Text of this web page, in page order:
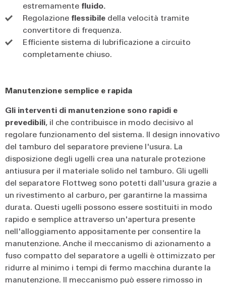
estremamente fluido.
Regolazione flessibile della velocità tramite
convertitore di frequenza.
Efficiente sistema di lubrificazione a circuito
completamente chiuso.
Manutenzione semplice e rapida
Gli interventi di manutenzione sono rapidi e
prevedibili, il che contribuisce in modo decisivo al
regolare funzionamento del sistema. Il design innovativo
del tamburo del separatore previene l'usura. La
disposizione degli ugelli crea una naturale protezione
antiusura per il materiale solido nel tamburo. Gli ugelli
del separatore Flottweg sono potetti dall'usura grazie a
un rivestimento al carburo, per garantirne la massima
durata. Questi ugelli possono essere sostituiti in modo
rapido e semplice attraverso un'apertura presente
nell'alloggiamento appositamente per consentire la
manutenzione. Anche il meccanismo di azionamento a
fuso compatto del separatore a ugelli è ottimizzato per
ridurre al minimo i tempi di fermo macchina durante la
manutenzione. Il meccanismo può essere rimosso in